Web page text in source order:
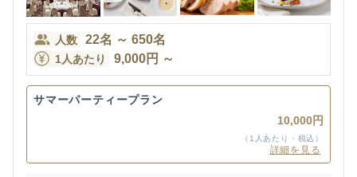
人数 22名 ～ 650名
1人あたり 9,000円 ～
サマーパーティープラン
10,000円
（1人あたり・税込）
詳細を見る